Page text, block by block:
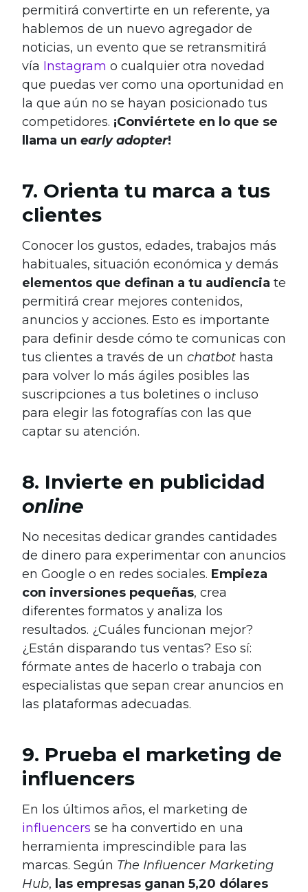
permitirá convertirte en un referente, ya
hablemos de un nuevo agregador de
noticias, un evento que se retransmitirá
vía Instagram o cualquier otra novedad
que puedas ver como una oportunidad en
la que aún no se hayan posicionado tus
competidores. ¡Conviértete en lo que se
llama un early adopter!
7. Orienta tu marca a tus
clientes
Conocer los gustos, edades, trabajos más
habituales, situación económica y demás
elementos que definan a tu audiencia te
permitirá crear mejores contenidos,
anuncios y acciones. Esto es importante
para definir desde cómo te comunicas con
tus clientes a través de un chatbot hasta
para volver lo más ágiles posibles las
suscripciones a tus boletines o incluso
para elegir las fotografías con las que
captar su atención.
8. Invierte en publicidad
online
No necesitas dedicar grandes cantidades
de dinero para experimentar con anuncios
en Google o en redes sociales. Empieza
con inversiones pequeñas, crea
diferentes formatos y analiza los
resultados. ¿Cuáles funcionan mejor?
¿Están disparando tus ventas? Eso sí:
fórmate antes de hacerlo o trabaja con
especialistas que sepan crear anuncios en
las plataformas adecuadas.
9. Prueba el marketing de
influencers
En los últimos años, el marketing de
influencers se ha convertido en una
herramienta imprescindible para las
marcas. Según The Influencer Marketing
Hub, las empresas ganan 5,20 dólares